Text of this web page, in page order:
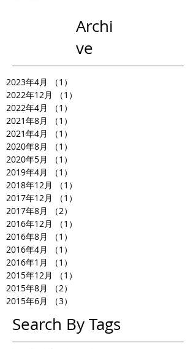
Archi
ve
2023年4月 （1）
2022年12月
（1）
2022年4月
（1）
2021年8月
（1）
2021年4月
（1）
2020年8月
（1）
2020年5月
（1）
2019年4月
（1）
2018年12月
（1）
2017年12月
（1）
2017年8月
（2）
2016年12月
（1）
2016年8月
（1）
2016年4月
（1）
2016年1月
（1）
2015年12月
（1）
2015年8月
（2）
2015年6月
（3）
Search By Tags